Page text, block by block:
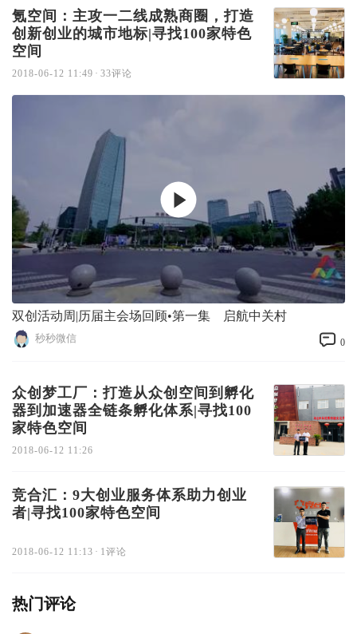
氪空间：主攻一二线成熟商圈，打造
创新创业的城市地标|寻找100家特色
空间
2018-06-12 11:49 · 33评论
双创活动周|历届主会场回顾•第一集 启航中关村
秒秒微信 0
众创梦工厂：打造从众创空间到孵化
器到加速器全链条孵化体系|寻找100
家特色空间
2018-06-12 11:26
竞合汇：9大创业服务体系助力创业
者|寻找100家特色空间
2018-06-12 11:13 · 1评论
热门评论